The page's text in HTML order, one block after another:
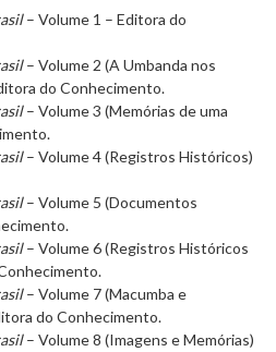
– Volume 1 – Editora do
– Volume 2 (A Umbanda nos
do Conhecimento.
– Volume 3 (Memórias de uma
– Volume 4 (Registros Históricos)
– Volume 5 (Documentos
– Volume 6 (Registros Históricos
– Volume 7 (Macumba e
do Conhecimento.
– Volume 8 (Imagens e Memórias)